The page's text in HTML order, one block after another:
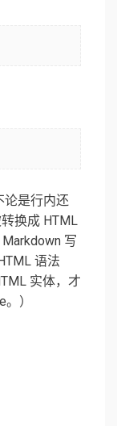
论是行内还
换成 HTML
写
语法
实体，才
）